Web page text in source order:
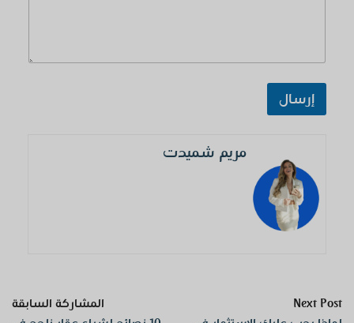
إرسال
مريم شميدت
المشاركة السابقة
Next Post